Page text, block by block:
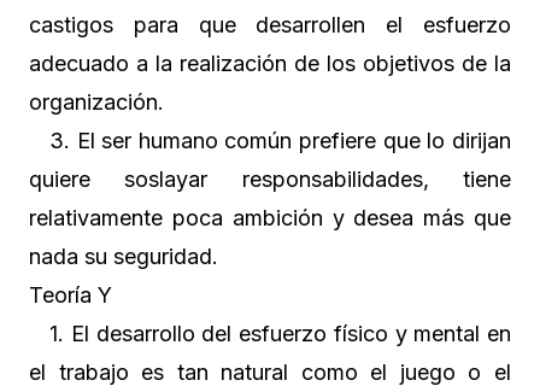
castigos para que desarrollen el esfuerzo
adecuado a la realización de los objetivos de la
organización.
3. El ser humano común prefiere que lo dirijan
quiere soslayar responsabilidades, tiene
relativamente poca ambición y desea más que
nada su seguridad.
Teoría Y
1. El desarrollo del esfuerzo físico y mental en
el trabajo es tan natural como el juego o el